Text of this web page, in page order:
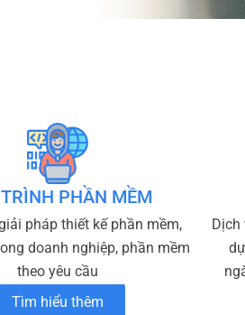
PHẦN MỀM
pháp thiết kế phần mềm,
doanh nghiệp, phần mềm
theo yêu cầu
Tìm hiểu thêm
Dịch